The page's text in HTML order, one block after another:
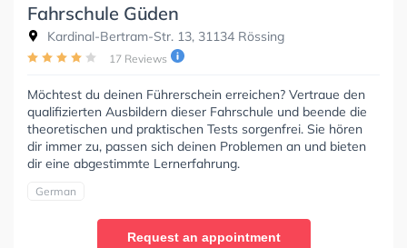
Fahrschule Güden
Kardinal-Bertram-Str. 13, 31134 Rössing
17 Reviews
Möchtest du deinen Führerschein erreichen? Vertraue den
qualifizierten Ausbildern dieser Fahrschule und beende die
theoretischen und praktischen Tests sorgenfrei. Sie hören
dir immer zu, passen sich deinen Problemen an und bieten
dir eine abgestimmte Lernerfahrung.
German
Request an appointment